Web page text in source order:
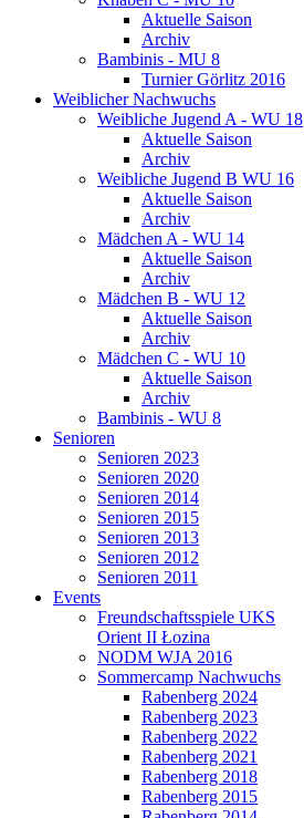
Aktuelle Saison
Archiv
Bambinis - MU 8
Turnier Görlitz 2016
Weiblicher Nachwuchs
Weibliche Jugend A - WU 18
Aktuelle Saison
Archiv
Weibliche Jugend B WU 16
Aktuelle Saison
Archiv
Mädchen A - WU 14
Aktuelle Saison
Archiv
Mädchen B - WU 12
Aktuelle Saison
Archiv
Mädchen C - WU 10
Aktuelle Saison
Archiv
Bambinis - WU 8
Senioren
Senioren 2023
Senioren 2020
Senioren 2014
Senioren 2015
Senioren 2013
Senioren 2012
Senioren 2011
Events
Freundschaftsspiele UKS
Orient II Łozina
NODM WJA 2016
Sommercamp Nachwuchs
Rabenberg 2024
Rabenberg 2023
Rabenberg 2022
Rabenberg 2021
Rabenberg 2018
Rabenberg 2015